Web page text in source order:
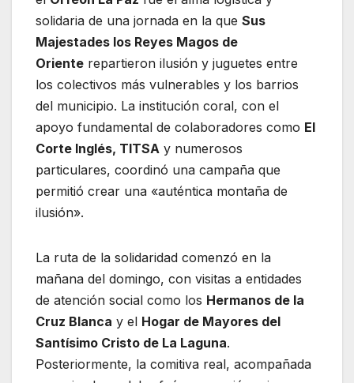
solidaria de una jornada en la que Sus
Majestades los Reyes Magos de
Oriente repartieron ilusión y juguetes entre
los colectivos más vulnerables y los barrios
del municipio. La institución coral, con el
apoyo fundamental de colaboradores como El
Corte Inglés, TITSA y numerosos
particulares, coordinó una campaña que
permitió crear una «auténtica montaña de
ilusión».
La ruta de la solidaridad comenzó en la
mañana del domingo, con visitas a entidades
de atención social como los Hermanos de la
Cruz Blanca y el Hogar de Mayores del
Santísimo Cristo de La Laguna.
Posteriormente, la comitiva real, acompañada